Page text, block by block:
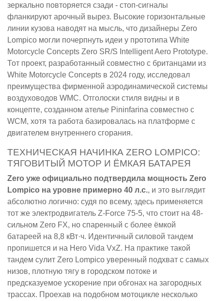
зеркально повторяется сзади - стоп-сигналы
фланкируют арочный вырез. Высокие горизонтальные
линии кузова наводят на мысль, что дизайнеры Zero
Lompico могли почерпнуть идеи у прототипа White
Motorcycle Concepts Zero SR/S Intelligent Aero Prototype.
Тот проект, разработанный совместно с британцами из
White Motorcycle Concepts в 2024 году, исследовал
преимущества фирменной аэродинамической системы
воздуховодов WMC. Отголоски стиля видны и в
концепте, созданном ателье Pininfarina совместно с
WCM, хотя та работа базировалась на платформе с
двигателем внутреннего сгорания.
ТЕХНИЧЕСКАЯ НАЧИНКА ZERO LOMPICO:
ТЯГОВИТЫЙ МОТОР И ЁМКАЯ БАТАРЕЯ
Zero уже официально подтвердила мощность Zero
Lompico на уровне примерно 40 л.с., и это выглядит
абсолютно логично: судя по всему, здесь применяется
тот же электродвигатель Z-Force 75-5, что стоит на 48-
сильном Zero FX, но спаренный с более ёмкой
батареей на 8,8 кВт·ч. Идентичный силовой тандем
пропишется и на Hero Vida VxZ. На практике такой
тандем сулит Zero Lompico уверенный подхват с самых
низов, плотную тягу в городском потоке и
предсказуемое ускорение при обгонах на загородных
трассах. Проехав на подобном мотоцикле несколько